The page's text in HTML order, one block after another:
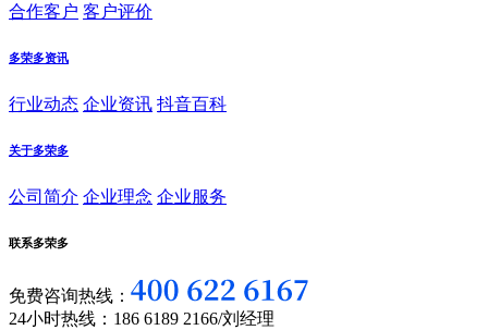
合作客户 客户评价
多荣多资讯
行业动态 企业资讯 抖音百科
关于多荣多
公司简介 企业理念 企业服务
联系多荣多
免费咨询热线：
24小时热线：186 6189 2166/刘经理